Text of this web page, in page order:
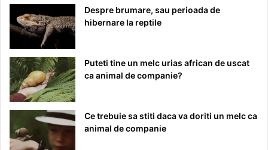
Despre brumare, sau perioada de
hibernare la reptile
Puteti tine un melc urias african de uscat
ca animal de companie?
Ce trebuie sa stiti daca va doriti un melc ca
animal de companie